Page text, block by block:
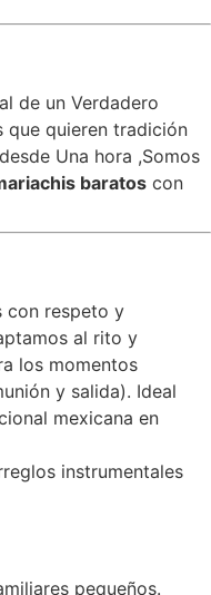
de un Verdadero
que quieren tradición
Una hora ,Somos
baratos con
con respeto y
al rito y
los momentos
y salida). Ideal
mexicana en
instrumentales
pequeños.